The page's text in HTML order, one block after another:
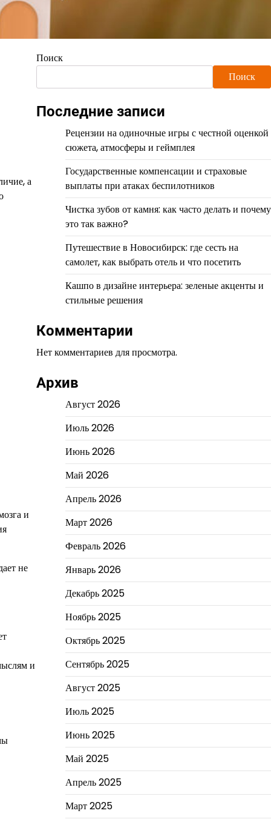
а
и
не
и
Поиск
Поиск
Последние записи
Рецензии на одиночные игры с честной оценкой
сюжета, атмосферы и геймплея
Государственные компенсации и страховые
выплаты при атаках беспилотников
Чистка зубов от камня: как часто делать и почему
это так важно?
Путешествие в Новосибирск: где сесть на
самолет, как выбрать отель и что посетить
Кашпо в дизайне интерьера: зеленые акценты и
стильные решения
Комментарии
Нет комментариев для просмотра.
Архив
Август 2026
Июль 2026
Июнь 2026
Май 2026
Апрель 2026
Март 2026
Февраль 2026
Январь 2026
Декабрь 2025
Ноябрь 2025
Октябрь 2025
Сентябрь 2025
Август 2025
Июль 2025
Июнь 2025
Май 2025
Апрель 2025
Март 2025